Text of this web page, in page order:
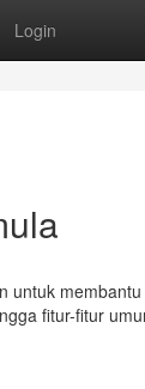
Login
untuk
fitur-fitur